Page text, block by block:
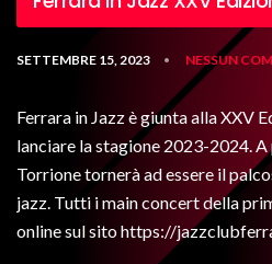
SETTEMBRE 15, 2023 • NESSUN
Ferrara in Jazz è giunta alla XXV
lanciare la stagione 2023-2024.
Torrione tornerà ad essere il
jazz. Tutti i main concert della
online sul sito https://